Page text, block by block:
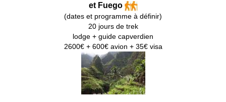
et Fuego
(dates et programme à définir)
20 jours de trek
lodge + guide capverdien
2600€ + 600€ avion + 35€ visa